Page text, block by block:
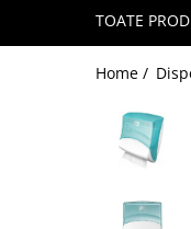
Aspiratoare si masini
Aspiratoare injectie -
Aspiratoare
Echipament de curatat
TOATE
Home /